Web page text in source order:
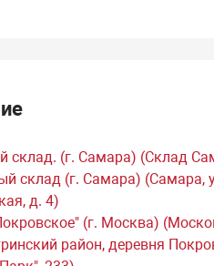
склад. (г. Самара) (Склад
склад (г. Самара) (Самара,
д. 4)
(г. Москва)
район, деревня